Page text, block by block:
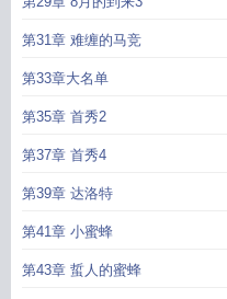
第31章 难缠的马竞
第33章大名单
第35章 首秀2
第37章 首秀4
第39章 达洛特
第41章 小蜜蜂
第43章 蜇人的蜜蜂